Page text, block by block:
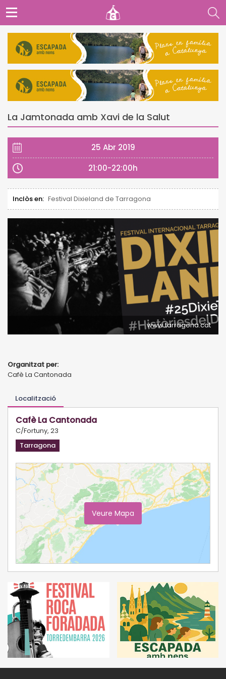
La Jamtonada amb Xavi de la Salut
25 Abr 2019
21:00-22:00h
Inclòs en: Festival Dixieland de Tarragona
www.tarragona.cat
Organitzat per:
Cafè La Cantonada
Localització
Cafè La Cantonada
C/Fortuny, 23
Tarragona
Veure Mapa